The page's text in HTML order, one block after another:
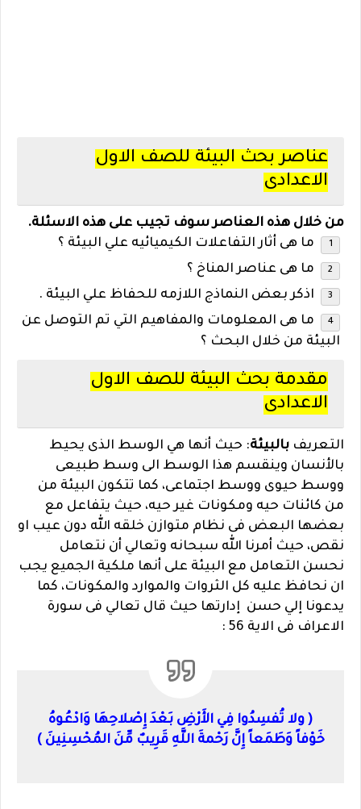
عناصر بحث البيئة للصف الاول
الاعدادى
من خلال هذه العناصر سوف تجيب على هذه الاسئلة.
ما هى أثار التفاعلات الكيميائيه علي البيئة ؟
ما هى عناصر المناخ ؟
اذكر بعض النماذج اللازمه للحفاظ علي البيئة .
ما هى المعلومات والمفاهيم التي تم التوصل عن
البيئة من خلال البحث ؟
مقدمة بحث البيئة للصف الاول
الاعدادى
التعريف بالبيئة: حيث أنها هي الوسط الذى يحيط
بالأنسان وينقسم هذا الوسط الى وسط طبيعى
ووسط حيوى ووسط اجتماعى، كما تتكون البيئة من
من كائنات حيه ومكونات غير حيه، حيث يتفاعل مع
بعضها البعض فى نظام متوازن خلقه الله دون عيب او
نقص، حيث أمرنا الله سبحانه وتعالي أن نتعامل
نحسن التعامل مع البيئة على أنها ملكية الجميع يجب
ان نحافظ عليه كل الثروات والموارد والمكونات، كما
يدعونا إلي حسن إدارتها حيث قال تعالي فى سورة
الاعراف فى الاية 56 :
( ولا تُفسِدُوا فِي الأَرْضِ بَعْدَ إِصْلاحِهَا وَادْعُوهُ
خَوْفاً وَطَمَعاً إِنَّ رَحْمةَ اللَّهِ قَرِيبٌ مِّنَ المُحْسِنِينَ )